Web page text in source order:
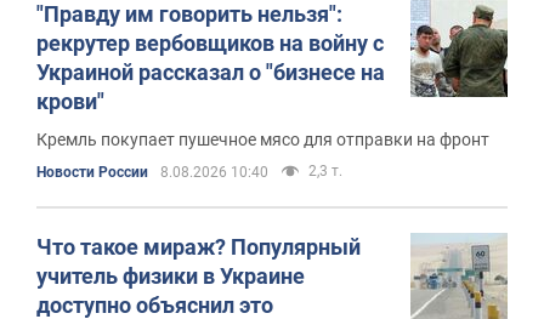
"Правду им говорить нельзя":
рекрутер вербовщиков на войну с
Украиной рассказал о "бизнесе на
крови"
Кремль покупает пушечное мясо для отправки на фронт
Новости России 8.08.2026 10:40 2,3 т.
Что такое мираж? Популярный
учитель физики в Украине
доступно объяснил это